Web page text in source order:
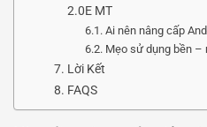
2.0E MT
Ai nên nâng cấp
Mẹo sử dụng bền –
Lời Kết
FAQS